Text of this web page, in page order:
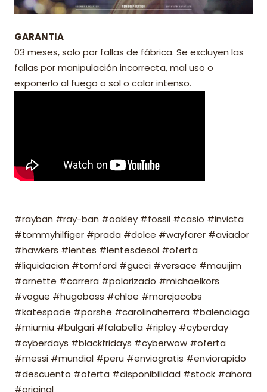
GARANTIA
03 meses, solo por fallas de fábrica. Se excluyen las
fallas por manipulación incorrecta, mal uso o
exponerlo al fuego o sol o calor intenso.
#rayban #ray-ban #oakley #fossil #casio #invicta
#tommyhilfiger #prada #dolce #wayfarer #aviador
#hawkers #lentes #lentesdesol #oferta
#liquidacion #tomford #gucci #versace #mauijim
#arnette #carrera #polarizado #michaelkors
#vogue #hugoboss #chloe #marcjacobs
#katespade #porshe #carolinaherrera #balenciaga
#miumiu #bulgari #falabella #ripley #cyberday
#cyberdays #blackfridays #cyberwow #oferta
#messi #mundial #peru #enviogratis #enviorapido
#descuento #oferta #disponibilidad #stock #ahora
#original